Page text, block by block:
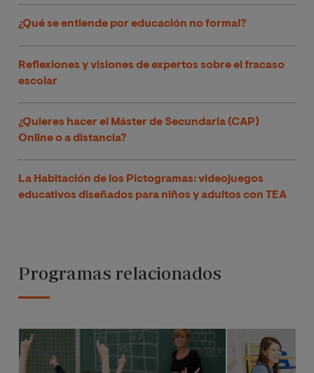
¿Qué se entiende por educación no formal?
Reflexiones y visiones de expertos sobre el fracaso
escolar
¿Quieres hacer el Máster de Secundaria (CAP)
Online o a distancia?
La Habitación de los Pictogramas: videojuegos
educativos diseñados para niños y adultos con TEA
Programas relacionados